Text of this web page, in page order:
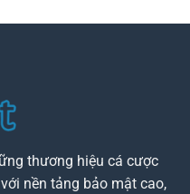
thương hiệu cá cược
nền tảng bảo mật cao,